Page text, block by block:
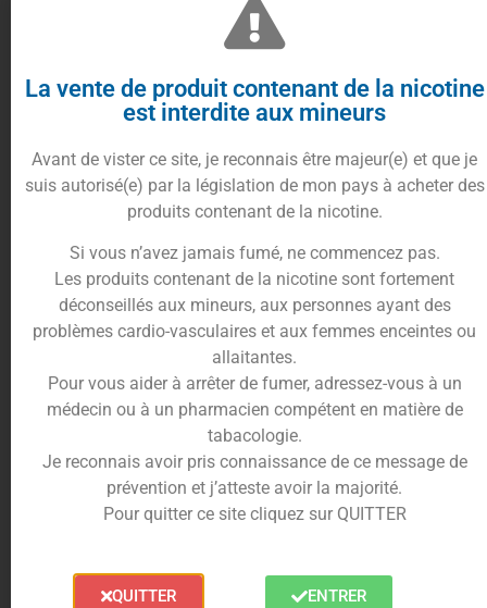
propylène glycol, de la glycérine végétale et des
arômes alimentaires certifiés de haute qualité,
chaque nuage de vapeur.
dans un flacon de60ml, vous permettant d’ajouter
votrebooster de nicotineselon vos préférences.
L’espace supplémentaire de10mldans le flacon
teneur en nicotine.
Vendu avec une fiole d’e-liquide Vape Shake 0mg
sur-dosée en arômeset unNic Up 18 mg/ml de
nicotineafin d’obtenir un produit final en 60ml à 3
Le flacon est équipé d’un embout compte-gouttes
en forme de pipette pour faciliter le remplissage
de votre réservoir d’atomiseur.
De plus, il est doté d’une sécurité enfant et est
hermétiquement fermé, vous permettant de
La vente de produit contenant de la nicotine
est interdite aux mineurs
Avant de vister ce site, je reconnais être majeur(e) et que je
suis autorisé(e) par la législation de mon pays à acheter des
produits contenant de la nicotine.
Si vous n’avez jamais fumé, ne commencez pas.
Les produits contenant de la nicotine sont fortement
déconseillés aux mineurs, aux personnes ayant des
problèmes cardio-vasculaires et aux femmes enceintes ou
allaitantes.
Pour vous aider à arrêter de fumer, adressez-vous à un
médecin ou à un pharmacien compétent en matière de
tabacologie.
Je reconnais avoir pris connaissance de ce message de
prévention et j’atteste avoir la majorité.
Pour quitter ce site cliquez sur QUITTER
QUITTER ENTRER